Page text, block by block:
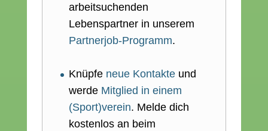
arbeitsuchenden
Lebenspartner in unserem
Partnerjob-Programm.
Knüpfe neue Kontakteund
werde Mitglied in einem
(Sport)verein. Melde dich
kostenlos an beim